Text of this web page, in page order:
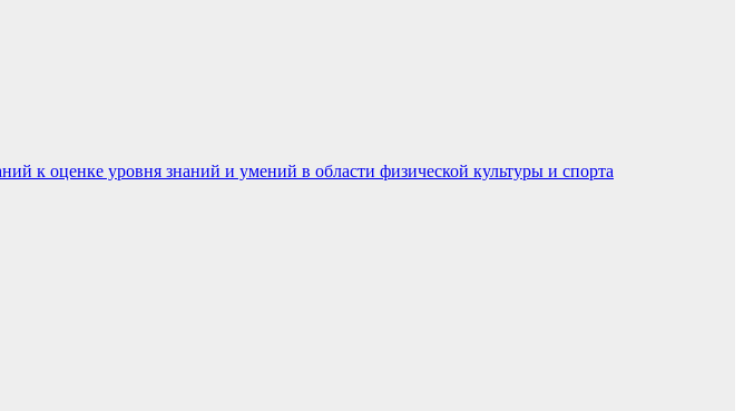
к оценке уровня знаний и умений в области физической культуры и спорта